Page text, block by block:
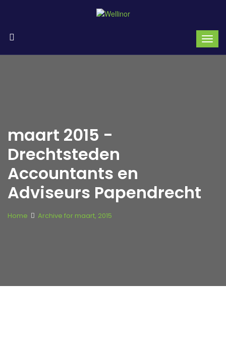
maart 2015 -
Drechtsteden
Accountants en
Adviseurs Papendrecht
Home Archive for maart, 2015